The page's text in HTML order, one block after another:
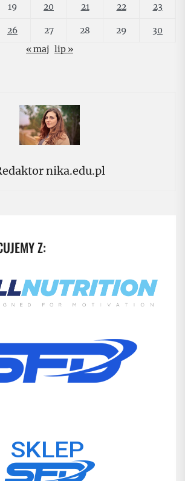
19 20 21 22 23
26 27 28 29
30
« maj lip »
nika.edu.pl
Z: